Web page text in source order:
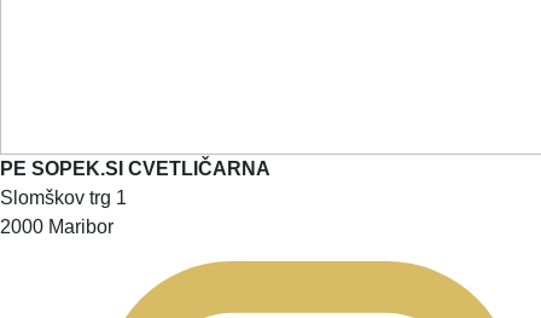
PE SOPEK.SI CVETLIČARNA
Slomškov trg 1
2000 Maribor